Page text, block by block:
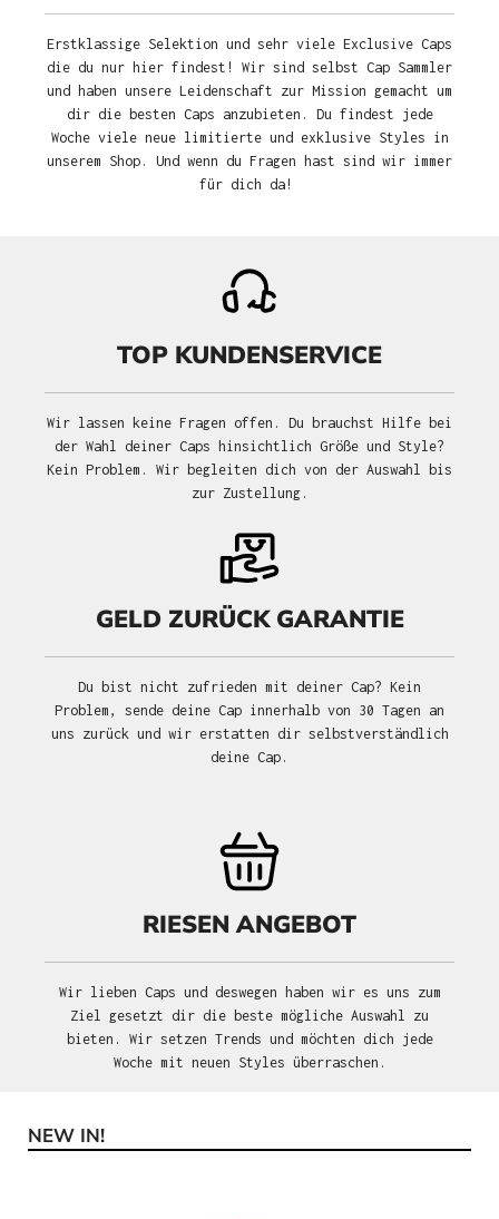
Erstklassige Selektion und sehr viele Exclusive Caps
die du nur hier findest! Wir sind selbst Cap Sammler
und haben unsere Leidenschaft zur Mission gemacht um
dir die besten Caps anzubieten. Du findest jede
Woche viele neue limitierte und exklusive Styles in
unserem Shop. Und wenn du Fragen hast sind wir immer
für dich da!
TOP KUNDENSERVICE
Wir lassen keine Fragen offen. Du brauchst Hilfe bei
der Wahl deiner Caps hinsichtlich Größe und Style?
Kein Problem. Wir begleiten dich von der Auswahl bis
zur Zustellung.
GELD ZURÜCK GARANTIE
Du bist nicht zufrieden mit deiner Cap? Kein
Problem, sende deine Cap innerhalb von 30 Tagen an
uns zurück und wir erstatten dir selbstverständlich
deine Cap.
RIESEN ANGEBOT
Wir lieben Caps und deswegen haben wir es uns zum
Ziel gesetzt dir die beste mögliche Auswahl zu
bieten. Wir setzen Trends und möchten dich jede
Woche mit neuen Styles überraschen.
Produktgalerie überspringen
NEW IN!